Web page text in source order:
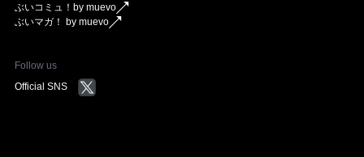
ぶいコミュ！by muevo
ぶいマガ！ by muevo
Follow us
Official SNS